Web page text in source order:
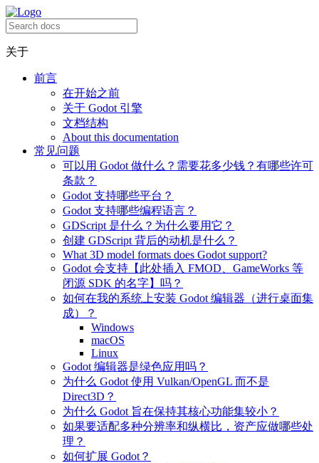
关于
前言
在开始之前
关于 Godot 引擎
文档结构
About this documentation
常见问题
可以用 Godot 做什么？需要花多少钱？有哪些许可
条款？
Godot 支持哪些平台？
Godot 支持哪些编程语言？
GDScript 是什么？为什么要用它？
创建 GDScript 背后的动机是什么？
What 3D model formats does Godot support?
Godot 会支持【此处插入 FMOD、GameWorks 等
闭源 SDK 的名字】吗？
如何在我的系统上安装 Godot 编辑器（进行桌面集
成）？
Windows
macOS
Linux
Godot 编辑器是绿色应用吗？
为什么 Godot 使用 Vulkan/OpenGL 而不是
Direct3D？
为什么 Godot 旨在保持其核心功能集较小？
如果要适配多种分辨率和纵横比，资产应做哪些处
理？
如何扩展 Godot？